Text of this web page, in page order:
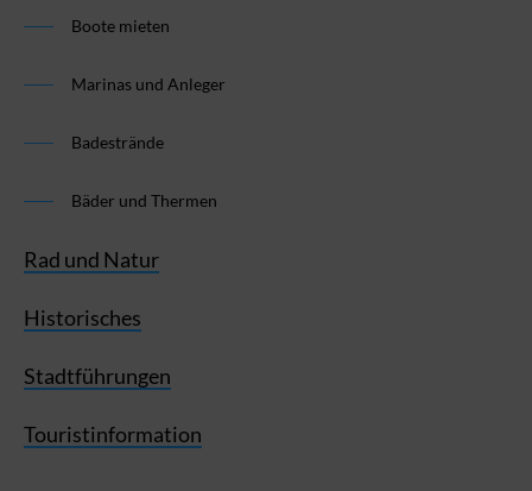
Boote mieten
Marinas und Anleger
Badestrände
Bäder und Thermen
Rad und Natur
Historisches
Stadtführungen
Touristinformation